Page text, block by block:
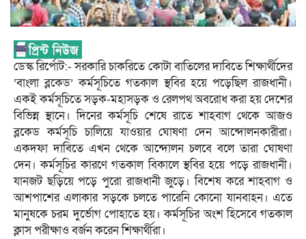
ডেস্ক রির্পোট:- সরকারি চাকরিতে কোটা বাতিলের দাবিতে শিক্ষার্থীদের
‘বাংলা ব্লকেড’ কর্মসূচিতে গতকাল স্থবির হয়ে পড়েছিল রাজধানী।
একই কর্মসূচিতে সড়ক-মহাসড়ক ও রেলপথ অবরোধ করা হয় দেশের
বিভিন্ন স্থানে। দিনের কর্মসূচি শেষে রাতে শাহবাগ থেকে আজও
ব্লকেড কর্মসূচি চালিয়ে যাওয়ার ঘোষণা দেন আন্দোলনকারীরা।
একদফা দাবিতে এখন থেকে আন্দোলন চলবে বলে তারা ঘোষণা
দেন। কর্মসূচির কারণে গতকাল বিকালে স্থবির হয়ে পড়ে রাজধানী।
যানজট ছড়িয়ে পড়ে পুরো রাজধানী জুড়ে। বিশেষ করে শাহবাগ ও
আশপাশের এলাকার সড়কে চলতে পারেনি কোনো যানবাহন। এতে
মানুষকে চরম দুর্ভোগ পোহাতে হয়। কর্মসূচির অংশ হিসেবে গতকাল
ক্লাস পরীক্ষাও বর্জন করেন শিক্ষার্থীরা।